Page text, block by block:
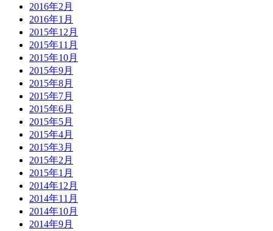
2016年2月
2016年1月
2015年12月
2015年11月
2015年10月
2015年9月
2015年8月
2015年7月
2015年6月
2015年5月
2015年4月
2015年3月
2015年2月
2015年1月
2014年12月
2014年11月
2014年10月
2014年9月